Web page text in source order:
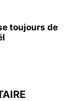
toujours de